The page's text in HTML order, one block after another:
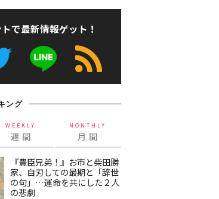
で最新情報ゲット！
ング
WEEKLY
週 間
MONTHLY
月 間
『豊臣兄弟！』お市と柴田勝
家、自刃しての最期と「辞世
の句」…運命を共にした２人
の悲劇